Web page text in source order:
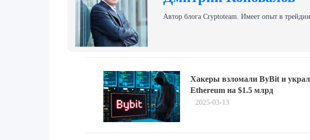
Автор блога Сryptoteam. Имеет опыт в
записям
post:
Хакеры взломали ByBit и
Ethereum на $1.5 млрд
2025-03-13